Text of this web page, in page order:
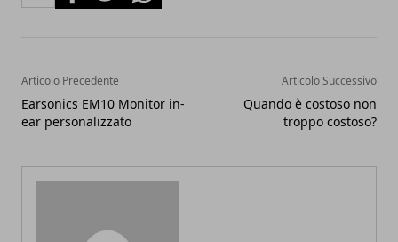
Articolo Precedente
Earsonics EM10 Monitor in-
ear personalizzato
Articolo Successivo
Quando è costoso non
troppo costoso?